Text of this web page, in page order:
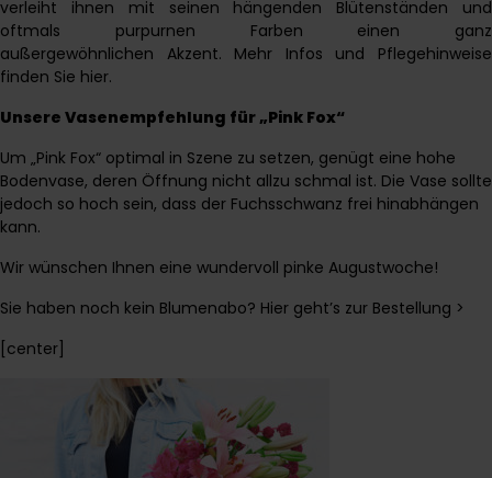
verleiht ihnen mit seinen hängenden Blütenständen und
oftmals purpurnen Farben einen ganz
außergewöhnlichen Akzent. Mehr Infos und Pflegehinweise
finden Sie hier.
Unsere Vasenempfehlung für „Pink Fox“
Um „Pink Fox“ optimal in Szene zu setzen, genügt eine hohe
Bodenvase, deren Öffnung nicht allzu schmal ist. Die Vase sollte
jedoch so hoch sein, dass der Fuchsschwanz frei hinabhängen
kann.
Wir wünschen Ihnen eine wundervoll pinke Augustwoche!
Sie haben noch kein Blumenabo? Hier geht’s zur Bestellung >
[center]